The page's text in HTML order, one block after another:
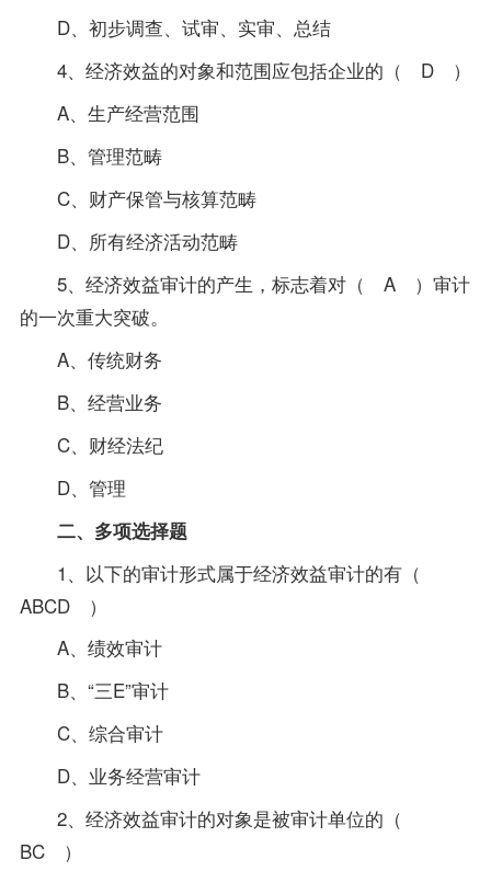
D、初步调查、试审、实审、总结
4、经济效益的对象和范围应包括企业的（ D ）
A、生产经营范围
B、管理范畴
C、财产保管与核算范畴
D、所有经济活动范畴
5、经济效益审计的产生，标志着对（ A ）审计
的一次重大突破。
A、传统财务
B、经营业务
C、财经法纪
D、管理
二、多项选择题
1、以下的审计形式属于经济效益审计的有（
ABCD ）
A、绩效审计
B、“三E”审计
C、综合审计
D、业务经营审计
2、经济效益审计的对象是被审计单位的（
BC ）